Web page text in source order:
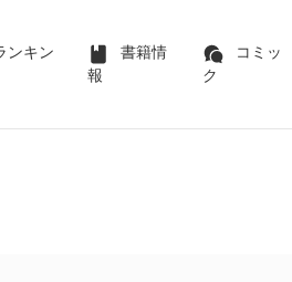
ンキン
書籍情
報
コミッ
ク